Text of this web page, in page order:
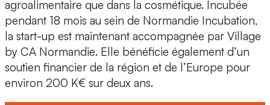
agroalimentaire que dans la cosmétique. Incubée
pendant 18 mois au sein de Normandie Incubation,
la start-up est maintenant accompagnée par Village
by CA Normandie. Elle bénéficie également d’un
soutien financier de la région et de l’Europe pour
environ 200 K€ sur deux ans.